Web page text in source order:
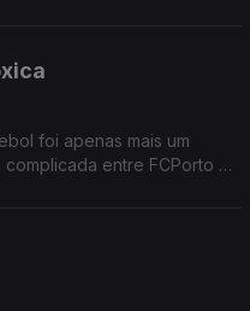
foi apenas mais um
entre FCPorto e